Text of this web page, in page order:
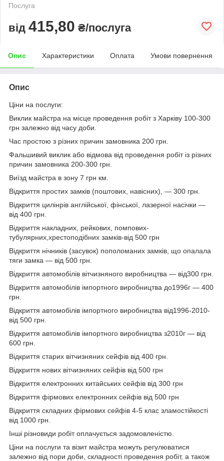
Послуга
від 415,80 ₴/послуга
Опис Характеристики Оплата Умови повернення
Опис
Ціни на послуги:
Виклик майстра на місце проведення робіт з Харківу 100-300
грн залежно від часу доби.
Час простою з різних причин замовника 200 грн.
Фальшивий виклик або відмова від проведення робіт із різних
причин замовника 200-300 грн.
Виїзд майстра в зону 7 грн км.
Відкриття простих замків (поштових, навісних), — 300 грн.
Відкриття цилінрів англійської, фінської, лазерної насічки —
від 400 грн.
Відкриття накладних, рейкових, помпових-
тубулярних,хрестоподібних замків-від 500 грн
Відкриття нічників (засувок) пополоманих замків, що опалала
тяги замка — від 500 грн.
Відкриття автомобілів вітчизняного виробництва — від300 грн.
Відкриття автомобілів імпортного виробництва до1996г — 400
грн.
Відкриття автомобілів імпортного виробництва від1996-2010-
від 500 грн.
Відкриття автомобілів імпортного виробництва з2010г — від
600 грн.
Відкриття старих вітчизняних сейфів від 400 грн.
Відкриття нових вітчизняних сейфів від 500 грн
Відкриття електронних китайських сейфів від 300 грн
Відкриття фірмових електронних сейфів від 500 грн
Відкриття складних фірмових сейфів 4-5 клас зламостійкості
від 1000 грн.
Інші різновиди робіт оплачується задомовленістю.
Ціни на послуги та візит майстра можуть регулюватися
залежно від пори доби, складності проведення робіт, а також